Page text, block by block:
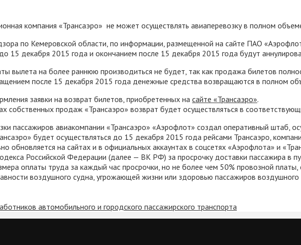
компания «Трансаэро» не может осуществлять авиаперевозку в полном
по Кемеровской области, по информации, размещенной на сайте ПАО
15 декабря 2015 года и окончанием после 15 декабря 2015 года будут
вылета на более раннюю производиться не будет, так как продажа билетов
после 15 декабря 2015 года денежные средства возвращаются в полном
заявки на возврат билетов, приобретенных на сайте «Трансаэро».
собственных продаж «Трансаэро» возврат будет осуществляться в
пассажиров авиакомпании «Трансаэро» «Аэрофлот» создал оперативный штаб,
будет осуществляться до 15 декабря 2015 года рейсами Трансаэро,
на сайтах и в официальных аккаунтах в соцсетях «Аэрофлота» и
Российской Федерации (далее — ВК РФ) за просрочку доставки пассажира в
оплаты труда за каждый час просрочки, но не более чем 50% провозной
воздушного судна, угрожающей жизни или здоровью пассажиров
автомобильного и городского пассажирского транспорта